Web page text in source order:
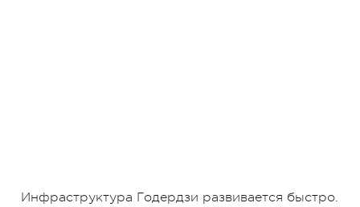
Инфраструктура Годердзи развивается быстро.